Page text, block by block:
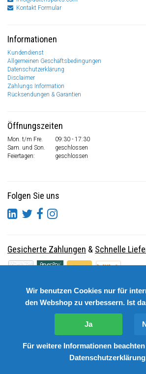
Kontakt Formular
Informationen
Kundendienst
Allgemeinen Geschäftsbedingungen
Datenschutzerklärung
Disclaimer
Zahlungs Information
Rücksendungen & Garantien
Öffnungszeiten
Mon. t/m Fre.
09:30 - 17:30
Sam. und Son.
geschlossen
Feiertagen:
geschlossen
Folgen Sie uns
Gesicherte Zahlungen & Schnelle
© Copyright 2026 DutchSpares B.V. -
DutchSpares B.V. word beoordeeld met: 9,9/10 (
Wir benutzen Cookies nur für
den Webshop zu verbessern. Ist
Ja
Für weitere Informationen